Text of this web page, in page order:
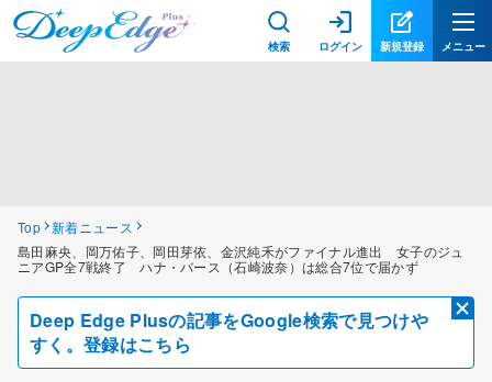
検索 ログイン 新規登録 メニュー
Top 新着ニュース
島田麻央、岡万佑子、岡田芽依、金沢純禾がファイナル進出 女子のジュ
ニアGP全7戦終了 ハナ・バース（石崎波奈）は総合7位で届かず
Deep Edge Plusの記事をGoogle検索で見つけや
すく。登録はこちら